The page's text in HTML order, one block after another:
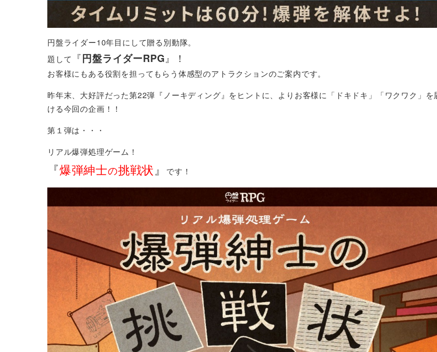
円盤ライダー10年目にして贈る別動隊。
題して
『円盤ライダーRPG 』！
お客様にもある役割を担ってもらう体感型のアトラクションのご案内です。
昨年末、大好評だった第22弾『ノーキディング』をヒントに、よりお客様に「ドキドキ」「ワクワク」を
ける今回の企画！！
第１弾は・・・
リアル爆弾処理ゲーム！
『爆弾紳士の挑戦状 』 です！